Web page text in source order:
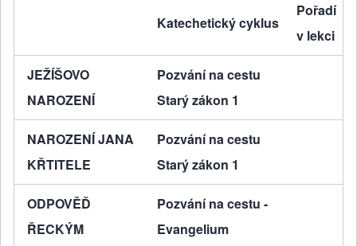
Katechetický cyklus
Pořadí
v lekci
JEŽÍŠOVO
NAROZENÍ
Pozvání na cestu
Starý zákon 1
NAROZENÍ JANA
KŘTITELE
Pozvání na cestu
Starý zákon 1
ODPOVĚĎ
ŘECKÝM
Pozvání na cestu -
Evangelium